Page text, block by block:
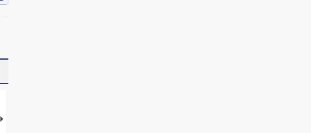
马航飞行员跨国走私7万